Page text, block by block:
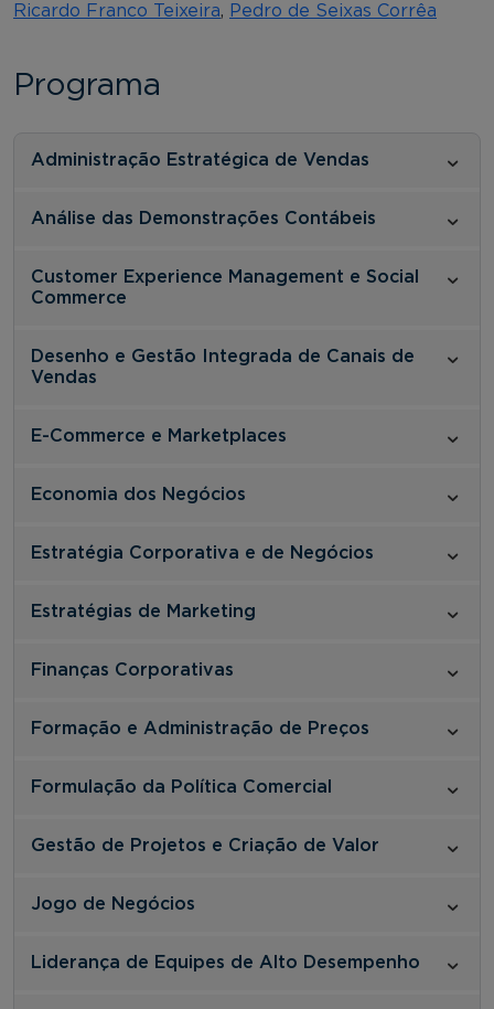
Ricardo Franco Teixeira, Pedro de Seixas Corrêa
Programa
Administração Estratégica de Vendas
Análise das Demonstrações Contábeis
Customer Experience Management e Social
Commerce
Desenho e Gestão Integrada de Canais de
Vendas
E-Commerce e Marketplaces
Economia dos Negócios
Estratégia Corporativa e de Negócios
Estratégias de Marketing
Finanças Corporativas
Formação e Administração de Preços
Formulação da Política Comercial
Gestão de Projetos e Criação de Valor
Jogo de Negócios
Liderança de Equipes de Alto Desempenho